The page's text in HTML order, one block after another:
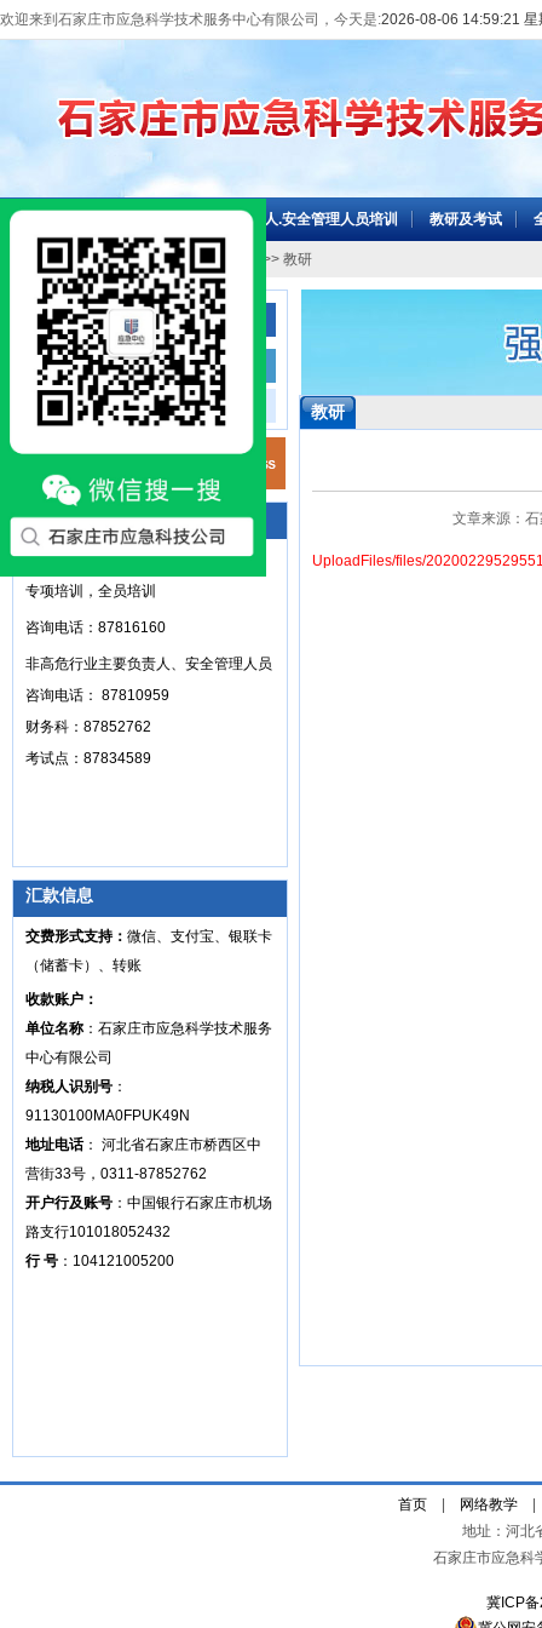
欢迎来到石家庄市应急科学技术服务中心有限公司，今天是:2026-08-06 14:59:21 星
主要负责人.安全管理人员培训 教研及考试
当前位置：网站首页 >> 教研及考试 >> 教研
教研及考试
教研
考试点
咨询电话
高危行业主要负责人和安全管理人员，
专项培训，全员培训
咨询电话：87816160
非高危行业主要负责人、安全管理人员
咨询电话： 87810959
财务科：87852762
考试点：87834589
汇款信息
交费形式支持： 微信、支付宝、银联卡
（储蓄卡）、转账
收款账户：
单位名称 ：石家庄市应急科学技术服务
中心有限公司
纳税人识别号 ：
91130100MA0FPUK49N
地址电话： 河北省石家庄市桥西区中
营街33号，0311-87852762
开户行及账号 ：中国银行石家庄市机场
路支行101018052432
行 号 ：104121005200
教研
文章来源：
UploadFiles/files/
首页 网络教学
地址：河北
石家庄市应急科
冀ICP